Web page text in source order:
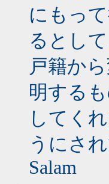
にもっ
るとし
戸籍か
明する
してく
うにさ
Salam